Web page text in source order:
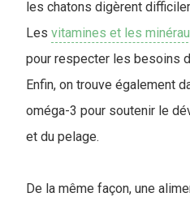
les chatons digèrent
Les vitamines et les
pour respecter les besoins
Enfin, on trouve également
oméga-3 pour soutenir le
et du pelage.
De la même façon, une